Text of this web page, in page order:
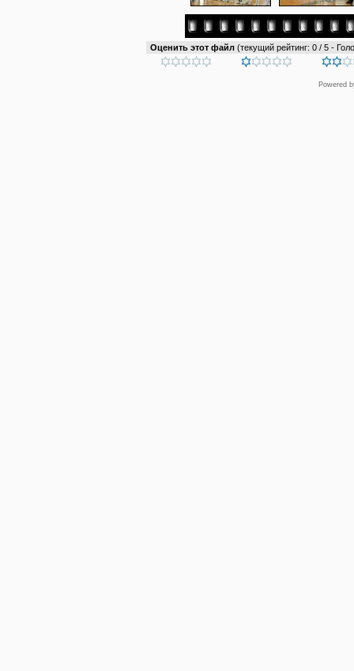
Оценить этот файл (текущий рейтинг: 0 / 5 -
Powered